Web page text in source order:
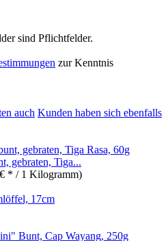
sind Pflichtfelder.
zur Kenntnis
auch Kunden haben sich ebenfalls
gebraten, Tiga...
* / 1 Kilogramm)
17cm